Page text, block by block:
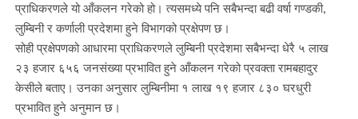
प्राधिकरणले यो आँकलन गरेको हो। त्यसमध्ये पनि सबैभन्दा बढी वर्षा गण्डकी,
लुम्बिनी र कर्णाली प्रदेशमा हुने विभागको प्रक्षेपण छ।
सोही प्रक्षेपणको आधारमा प्राधिकरणले लुम्बिनी प्रदेशमा सबैभन्दा धेरै ५ लाख
२३ हजार ६५६ जनसंख्या प्रभावित हुने आँकलन गरेको प्रवक्ता रामबहादुर
केसीले बताए। उनका अनुसार लुम्बिनीमा १ लाख १९ हजार ८३० घरधुरी
प्रभावित हुने अनुमान छ।